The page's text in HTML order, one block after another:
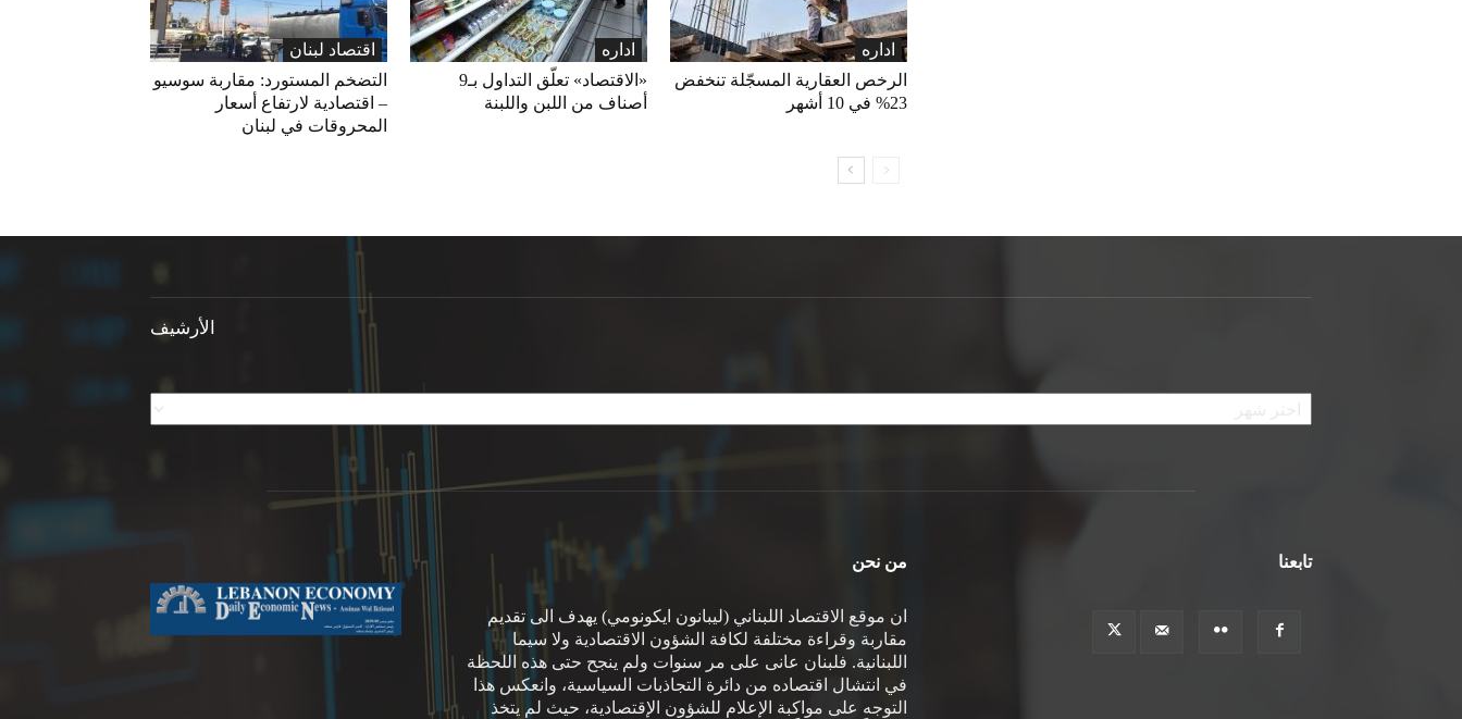
اقتصاد لبنان
التضخم المستورد: مقاربة سوسيو
– اقتصادية لارتفاع أسعار
المحروقات في لبنان
اداره
«الاقتصاد» تعلّق التداول بـ9
أصناف من اللبن واللبنة
اداره
الرخص العقارية المسجّلة تنخفض
23% في 10 أشهر
الأرشيف
الأرشيف
من نحن
ان موقع الاقتصاد اللبناني (ليبانون ايكونومي) يهدف الى تقديم
مقاربة وقراءة مختلفة لكافة الشؤون الاقتصادية ولا سيما
اللبنانية. فلبنان عانى على مر سنوات ولم ينجح حتى هذه اللحظة
في انتشال اقتصاده من دائرة التجاذبات السياسية، وانعكس هذا
التوجه على مواكبة الإعلام للشؤون الإقتصادية، حيث لم يتخذ
تابعنا